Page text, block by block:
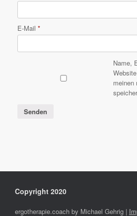
E-Mail *
Name,
meinen
Copyright 2020
ergotherapie.coach by Michael Gehrig |